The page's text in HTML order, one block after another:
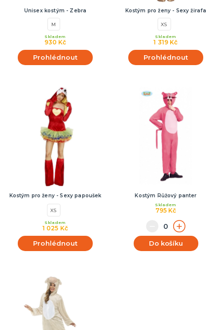
Unisex kostým - Zebra
M
930 Kč
Skladem
Prohlédnout
Kostým pro ženy - Sexy žirafa
XS
1 319 Kč
Skladem
Prohlédnout
Kostým pro ženy - Sexy papoušek
XS
1 025 Kč
Skladem
Prohlédnout
Kostým Růžový panter
795 Kč
Skladem
Do košíku